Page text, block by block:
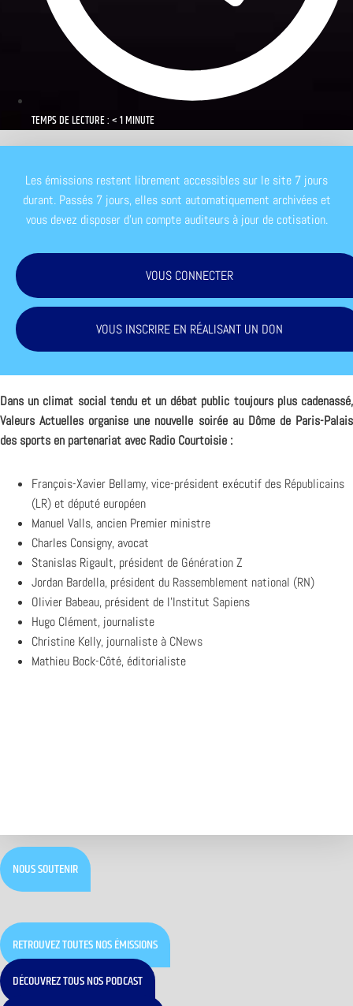
TEMPS DE LECTURE : < 1 MINUTE
Les émissions restent librement accessibles sur le site 7 jours
durant. Passés 7 jours, elles sont automatiquement archivées et
vous devez disposer d'un compte auditeurs à jour de cotisation.
VOUS CONNECTER
VOUS INSCRIRE EN RÉALISANT UN DON
Dans un climat social tendu et un débat public toujours plus cadenassé,
Valeurs Actuelles organise une nouvelle soirée au Dôme de Paris-Palais
des sports en partenariat avec Radio Courtoisie :
François-Xavier Bellamy, vice-président exécutif des Républicains
(LR) et député européen
Manuel Valls, ancien Premier ministre
Charles Consigny, avocat
Stanislas Rigault, président de Génération Z
Jordan Bardella, président du Rassemblement national (RN)
Olivier Babeau, président de l’Institut Sapiens
Hugo Clément, journaliste
Christine Kelly, journaliste à CNews
Mathieu Bock-Côté, éditorialiste
NOUS SOUTENIR
RETROUVEZ TOUTES NOS ÉMISSIONS
DÉCOUVREZ TOUS NOS PODCAST